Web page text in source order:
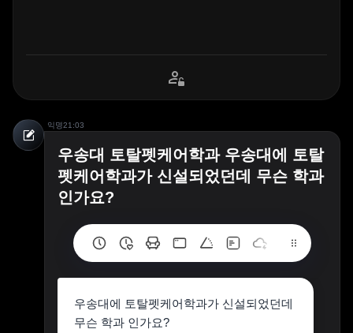
익명21:03
우송대 토탈펫케어학과 우송대에 토탈
펫케어학과가 신설되었던데 무슨 학과
인가요?
우송대에 토탈펫케어학과가 신설되었던데
무슨 학과 인가요?